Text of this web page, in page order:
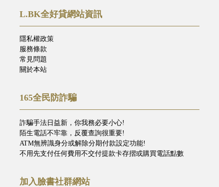
L.BK全好貸網站資訊
隱私權政策
服務條款
常見問題
關於本站
165全民防詐騙
詐騙手法日益新，你我務必要小心!
陌生電話不牢靠，反覆查詢很重要!
ATM無辨識身分或解除分期付款設定功能!
不用先支付任何費用不交付提款卡存摺或購買電話點數
加入臉書社群網站